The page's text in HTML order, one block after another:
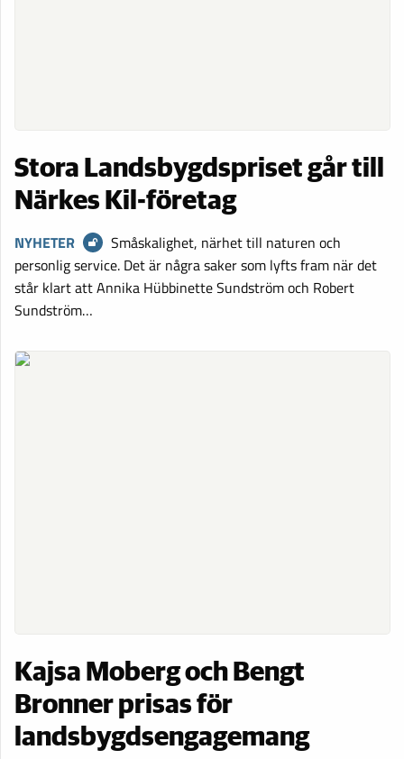
Stora Landsbygdspriset går till
Närkes Kil-företag
NYHETER
Småskalighet, närhet till naturen och
personlig service. Det är några saker som lyfts fram när det
står klart att Annika­ Hübbinette Sundström och Robert
Sundström…
Kajsa Moberg och Bengt
Bronner prisas för
landsbygdsengagemang